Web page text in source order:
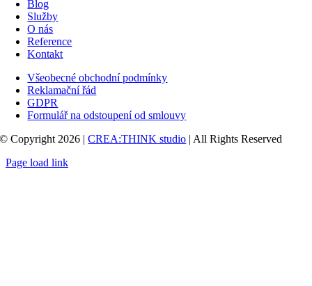
Všeobecné obchodní podmínky
Reklamační řád
GDPR
Formulář na odstoupení od smlouvy
Page load link